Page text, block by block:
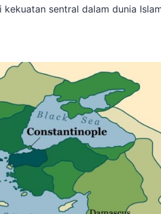
sentral dalam dunia